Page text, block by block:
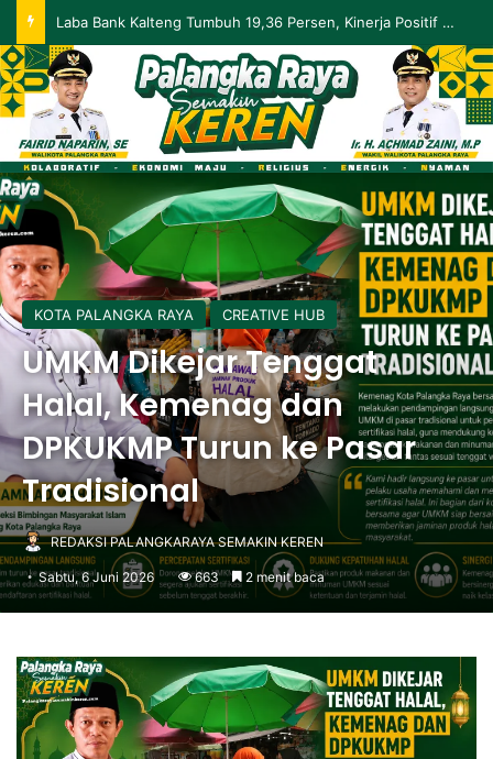
Laba Bank Kalteng Tumbuh 19,36 Persen, Kinerja Positif Berlanjut hingga Mei 2026
KOTA PALANGKA RAYA CREATIVE HUB
UMKM Dikejar Tenggat
Halal, Kemenag dan
DPKUKMP Turun ke Pasar
Tradisional
REDAKSI PALANGKARAYA SEMAKIN KEREN
Sabtu, 6 Juni 2026 663 2 menit baca